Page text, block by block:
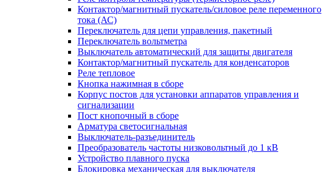
Контактор/магнитный пускатель/силовое реле переменного
тока (АС)
Переключатель для цепи управления, пакетный
Переключатель вольтметра
Выключатель автоматический для защиты двигателя
Контактор/магнитный пускатель для конденсаторов
Реле тепловое
Кнопка нажимная в сборе
Корпус постов для установки аппаратов управления и
сигнализации
Пост кнопочный в сборе
Арматура светосигнальная
Выключатель-разъединитель
Преобразователь частоты низковольтный до 1 кВ
Устройство плавного пуска
Блокировка механическая для выключателя